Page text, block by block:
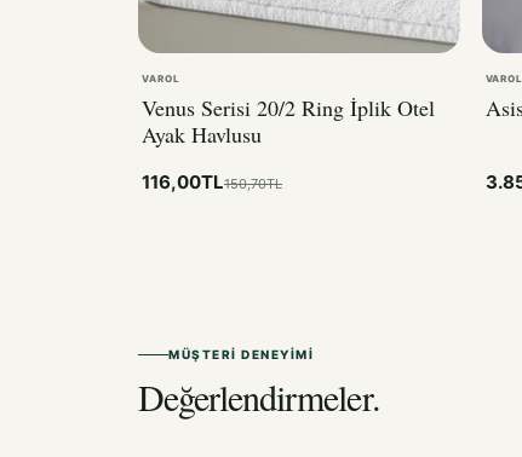
VAROL
Venus Serisi 20/2 Ring İplik Otel
Ayak Havlusu
116,00TL150,70TL
VAROL
MÜŞTERI DENEYIMI
Değerlendirmeler.